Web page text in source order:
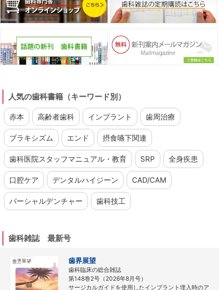
人気の歯科書籍（キーワード別）
赤本 高齢者歯科 インプラント 歯周治療
ブラキシズム エンド 摂食嚥下関連
歯科医院スタッフマニュアル・教育 SRP 全身疾患
口腔ケア デンタルハイジーン CAD/CAM
パーシャルデンチャー 歯科技工
歯科雑誌 最新号
歯界展望
歯科臨床の総合雑誌
第148巻2号（2026年8月号）
サージカルガイドを使用したインプラント埋入時のア